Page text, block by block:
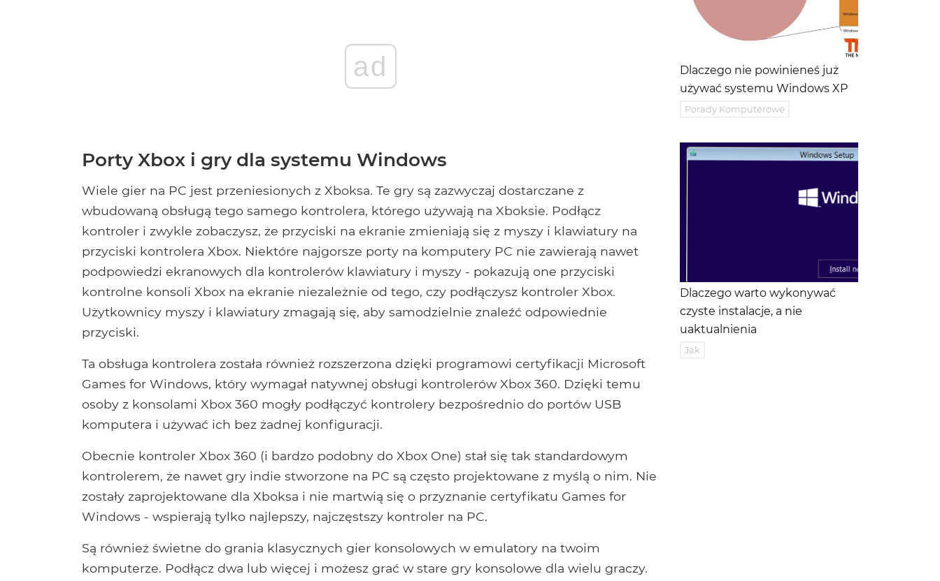
ad
Porty Xbox i gry dla systemu Windows
Wiele gier na PC jest przeniesionych z Xboksa. Te gry są zazwyczaj dostarczane z
wbudowaną obsługą tego samego kontrolera, którego używają na Xboksie. Podłącz
kontroler i zwykle zobaczysz, że przyciski na ekranie zmieniają się z myszy i klawiatury na
przyciski kontrolera Xbox. Niektóre najgorsze porty na komputery PC nie zawierają nawet
podpowiedzi ekranowych dla kontrolerów klawiatury i myszy - pokazują one przyciski
kontrolne konsoli Xbox na ekranie niezależnie od tego, czy podłączysz kontroler Xbox.
Użytkownicy myszy i klawiatury zmagają się, aby samodzielnie znaleźć odpowiednie
przyciski.
Ta obsługa kontrolera została również rozszerzona dzięki programowi certyfikacji Microsoft
Games for Windows, który wymagał natywnej obsługi kontrolerów Xbox 360. Dzięki temu
osoby z konsolami Xbox 360 mogły podłączyć kontrolery bezpośrednio do portów USB
komputera i używać ich bez żadnej konfiguracji.
Obecnie kontroler Xbox 360 (i bardzo podobny do Xbox One) stał się tak standardowym
kontrolerem, że nawet gry indie stworzone na PC są często projektowane z myślą o nim. Nie
zostały zaprojektowane dla Xboksa i nie martwią się o przyznanie certyfikatu Games for
Windows - wspierają tylko najlepszy, najczęstszy kontroler na PC.
Są również świetne do grania klasycznych gier konsolowych w emulatory na twoim
komputerze. Podłącz dwa lub więcej i możesz grać w stare gry konsolowe dla wielu graczy.
Dlaczego nie powinieneś już
używać systemu Windows XP
Porady Komputerowe
Dlaczego warto wykonywać
czyste instalacje, a nie
uaktualnienia
Jak